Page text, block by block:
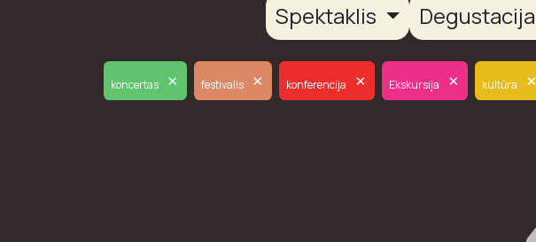
Spektaklis
Degustacija
koncertas × festivalis × konferencija × Ekskursija × kultūra ×